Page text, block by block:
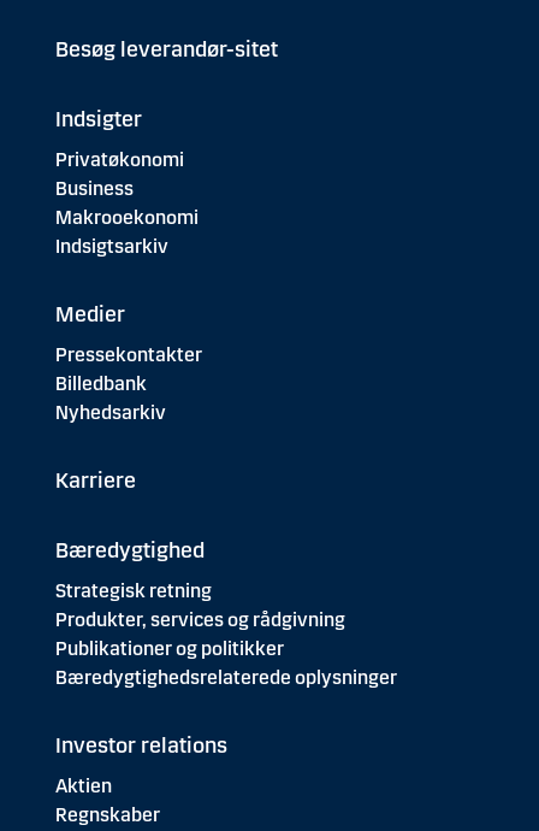
Besøg leverandør-sitet
Indsigter
Privatøkonomi
Business
Makrooekonomi
Indsigtsarkiv
Medier
Pressekontakter
Billedbank
Nyhedsarkiv
Karriere
Bæredygtighed
Strategisk retning
Produkter, services og rådgivning
Publikationer og politikker
Bæredygtighedsrelaterede oplysninger
Investor relations
Aktien
Regnskaber